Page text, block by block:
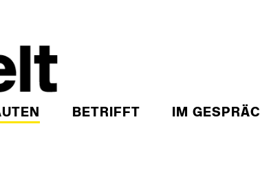
BETRIFFT IM